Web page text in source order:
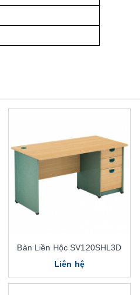
Bàn Liền Hộc SV120SHL3D
Liên hệ